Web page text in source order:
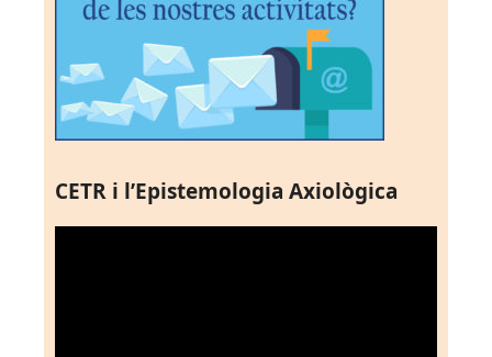
CETR i l’Epistemologia Axiològica